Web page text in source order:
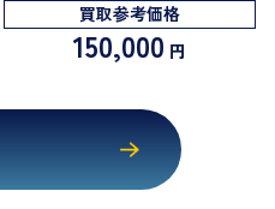
買取参考価格
150,000 円